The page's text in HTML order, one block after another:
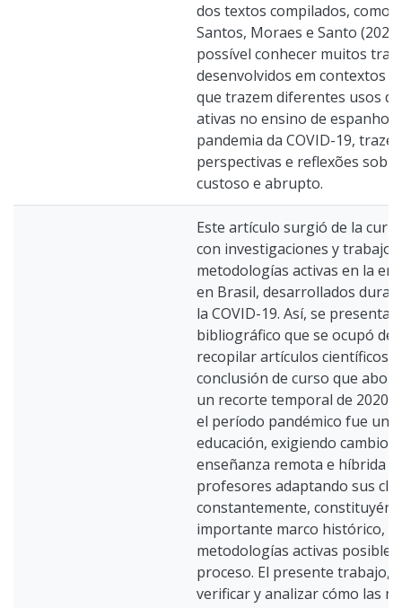
dos textos compilados, como
Santos, Moraes e Santo
possível conhecer muitos
desenvolvidos em contextos
que trazem diferentes usos
ativas no ensino de espanhol
pandemia da COVID-19,
perspectivas e reflexões
custoso e abrupto.
Este artículo surgió de la
con investigaciones y
metodologías activas en la
en Brasil, desarrollados
la COVID-19. Así, se presenta
bibliográfico que se ocupó de
recopilar artículos científicos
conclusión de curso que
un recorte temporal de 2020
el período pandémico fue un
educación, exigiendo cambios
enseñanza remota e híbrida
profesores adaptando sus
constantemente,
importante marco histórico,
metodologías activas
proceso. El presente trabajo,
verificar y analizar cómo las